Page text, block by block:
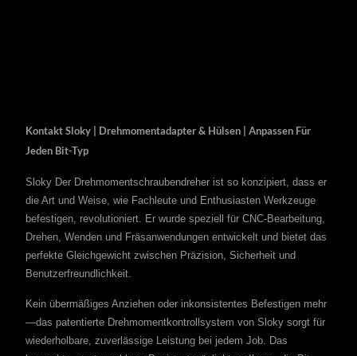
Kontakt Sloky | Drehmomentadapter & Hülsen | Anpassen Für
Jeden Bit-Typ
Sloky Der Drehmomentschraubendreher ist so konzipiert, dass er
die Art und Weise, wie Fachleute und Enthusiasten Werkzeuge
befestigen, revolutioniert. Er wurde speziell für CNC-Bearbeitung,
Drehen, Wenden und Fräsanwendungen entwickelt und bietet das
perfekte Gleichgewicht zwischen Präzision, Sicherheit und
Benutzerfreundlichkeit.
Kein übermäßiges Anziehen oder inkonsistentes Befestigen mehr
—das patentierte Drehmomentkontrollsystem von Sloky sorgt für
wiederholbare, zuverlässige Leistung bei jedem Job. Das